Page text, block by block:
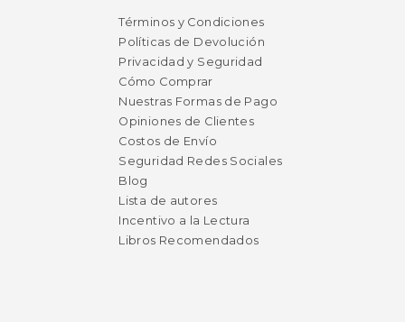
Términos y Condiciones
Políticas de Devolución
Privacidad y Seguridad
Cómo Comprar
Nuestras Formas de Pago
Opiniones de Clientes
Costos de Envío
Seguridad Redes Sociales
Blog
Lista de autores
Incentivo a la Lectura
Libros Recomendados